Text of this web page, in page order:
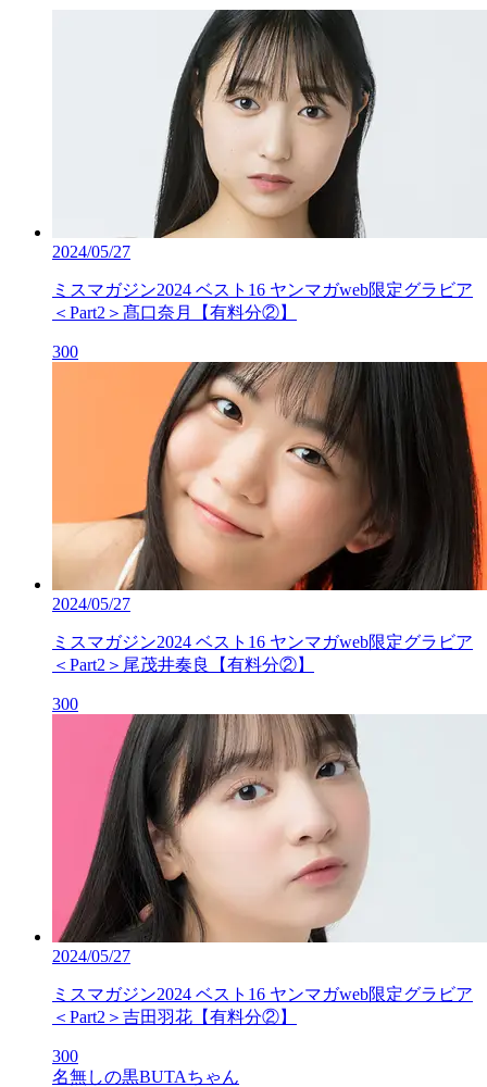
2024/05/27
ミスマガジン2024 ベスト16 ヤンマガweb限定グラビア
＜Part2＞髙口奈月【有料分②】
300
2024/05/27
ミスマガジン2024 ベスト16 ヤンマガweb限定グラビア
＜Part2＞尾茂井奏良【有料分②】
300
2024/05/27
ミスマガジン2024 ベスト16 ヤンマガweb限定グラビア
＜Part2＞吉田羽花【有料分②】
300
名無しの黒BUTAちゃん